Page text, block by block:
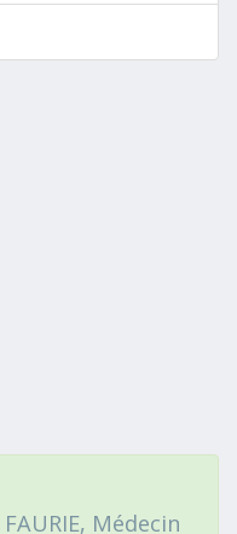
Médecin